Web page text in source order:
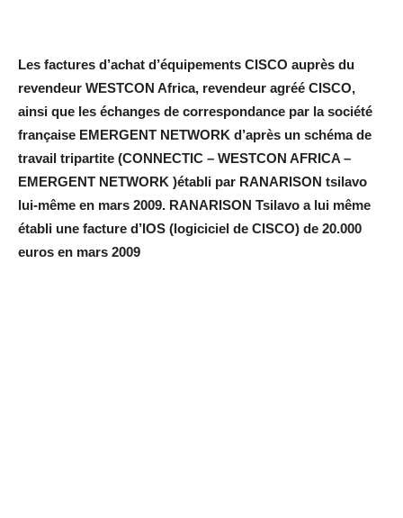
Les factures d’achat d’équipements CISCO auprès du
revendeur WESTCON Africa, revendeur agréé CISCO,
ainsi que les échanges de correspondance par la société
française EMERGENT NETWORK d’après un schéma de
travail tripartite (CONNECTIC – WESTCON AFRICA –
EMERGENT NETWORK )établi par RANARISON tsilavo
lui-même en mars 2009. RANARISON Tsilavo a lui même
établi une facture d’IOS (logiciciel de CISCO) de 20.000
euros en mars 2009